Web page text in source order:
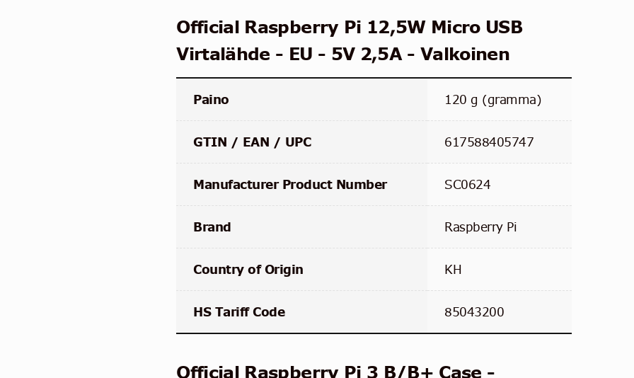
Official Raspberry Pi 12,5W Micro USB
Virtalähde - EU - 5V 2,5A - Valkoinen
Paino 120 g (gramma)
GTIN / EAN / UPC 617588405747
Manufacturer Product Number SC0624
Brand Raspberry Pi
Country of Origin KH
HS Tariff Code 85043200
Official Raspberry Pi 3 B/B+ Case -